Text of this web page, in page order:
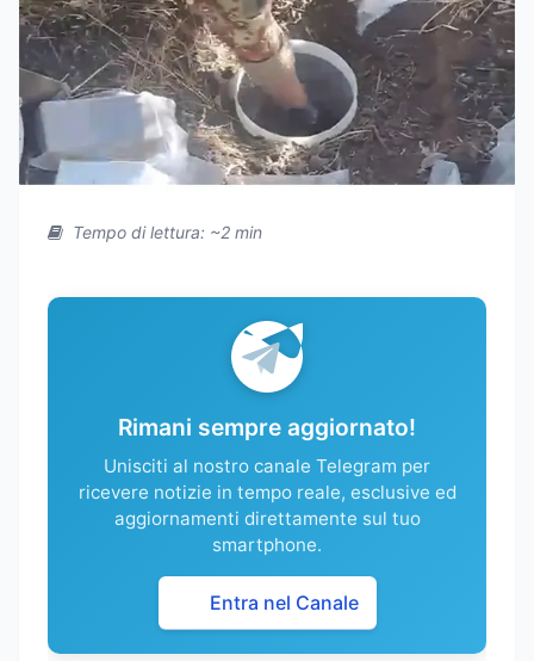
Tempo di lettura: ~2 min
Rimani sempre aggiornato!
Unisciti al nostro canale Telegram per
ricevere notizie in tempo reale, esclusive ed
aggiornamenti direttamente sul tuo
smartphone.
Entra nel Canale